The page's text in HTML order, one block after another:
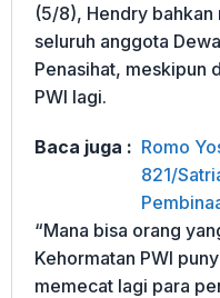
(5/8), Hendry
seluruh anggota
Penasihat, meskipun
PWI lagi.
Baca juga : Romo
821/
“Mana bisa orang
Kehormatan PWI
memecat lagi para